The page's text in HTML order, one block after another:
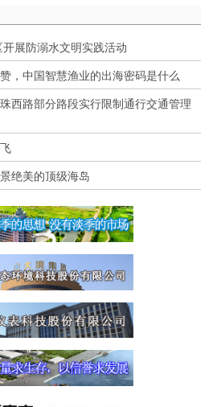
展防溺水文明实践活动
，中国智慧渔业的出海密码是什么
西路部分路段实行限制通行交通管理
绝美的顶级海岛